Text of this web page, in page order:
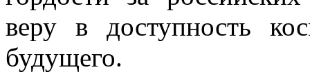
веру в доступность
будущего.